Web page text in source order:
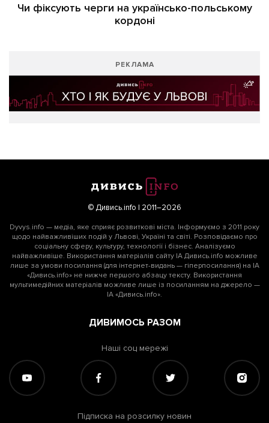
Чи фіксують черги на українсько-польському
кордоні
РЕКЛАМА
© Дивись.info | 2011–2026
Dyvys.info — медіа, яке сприяє розвиткові міста. Інформуємо з 2011 року
щодо найважливіших подій у Львові, Україні та світі. Розповідаємо про
соціальну сферу, культуру, технології і бізнес. Аналізуємо
найважливіше. Використання матеріалів сайту ІА Дивись.info можливе
лише за умови посилання (для інтернет-видань — гіперпосилання) на ІА
«Дивись.info» не нижче першого абзацу тексту. Використання
мультимедійних матеріалів можливе лише із посиланням на джерело —
ІА «Дивись.info».
ДИВИМОСЬ РАЗОМ
Наші соц мережі
Підписка на розсилку новин